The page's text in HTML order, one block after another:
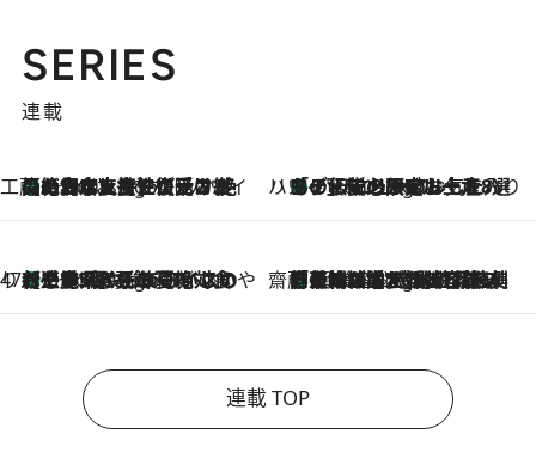
SERIES
連載
工藤まやのおもてなしハワイ
2 Hours Ago
【ハワイ土産】ローカルの絶大な支持で復活！ 絶品の幻クッキー《元ファンの日本人女性が受け継いだ名店》 ハワイ賢者 リサのお気に入りリスト2 Hours Ago
あの伝説の限定トートも！ リニューアルした「ディーン＆デルーカ ハワイ」で必須のお土産8選
47都道府県の手みやげ ひんやりスイーツで夏を満喫
2 Hours Ago
【三重県】この夏絶対食べたい 冷やしておいしいおやつ3選 お餅×アイスの新感覚スイーツ 齋藤 薫 美容脳ルネサンス
2 Hours Ago
「荷物が増えるほど旅ストレスは増す」美容ジャーナリストがたどり着いた最終結論。“化粧品を劇的に減らす”感動の凝縮美容とは
連載 TOP